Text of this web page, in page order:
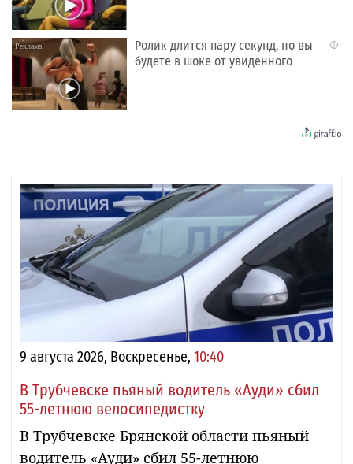
i
Ролик длится пару секунд, но вы
будете в шоке от увиденного
9 августа 2026, Воскресенье, 10:40
В Трубчевске пьяный водитель «Ауди» сбил
55-летнюю велосипедистку
В Трубчевске Брянской области пьяный
водитель «Ауди» сбил 55-летнюю